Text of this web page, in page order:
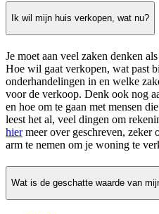
Ik wil mijn huis verkopen, wat nu?
Je moet aan veel zaken denken
Hoe wil gaat verkopen, wat past
onderhandelingen in en welke
voor de verkoop. Denk ook nog
en hoe om te gaan met mensen
leest het al, veel dingen om
hiermeer over geschreven, zeker
arm te nemen om je woning te
Wat is de geschatte waarde van